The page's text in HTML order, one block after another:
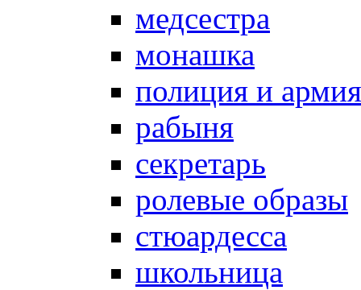
медсестра
монашка
полиция и армия
рабыня
секретарь
ролевые образы
стюардесса
школьница